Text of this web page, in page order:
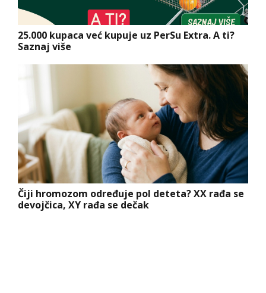
25.000 kupaca već kupuje uz PerSu Extra. A ti?
Saznaj više
Čiji hromozom određuje pol deteta? XX rađa se
devojčica, XY rađa se dečak